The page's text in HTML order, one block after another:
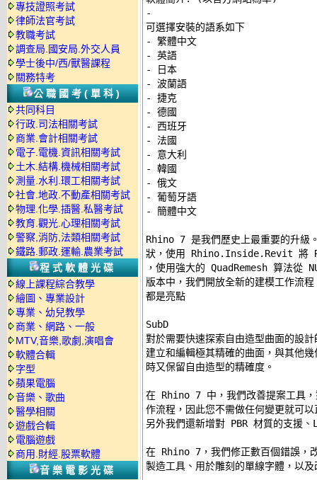
專技證照考試
律師法官考試
教職考試
調查局.國安局.外交人員
學士後中/西/獸醫課程
關務特考
公職國考(單科)
共同科目
行政.司法相關考試
商業.會計相關考試
電子.電機.資訊相關考試
土木.結構.機械相關考試
測量.水利.環工相關考試
社會.地政.不動產相關考試
物理.化學.插醫.私醫考試
教育.觀光.心理相關考試
警察,消防,法類相關考試
鐵路.郵政.運輸.農業考試
程式軟體光碟
線上課程綜合教學
繪圖、專業設計
專業、幼兒教學
商業、網路、一般
MTV,音樂,歌劇,演唱會
軟體合輯
字型
蘋果電腦
音樂、歌曲
醫學相關
遊戲合輯
電腦遊戲
商用.財經.股票軟體
音樂電影光碟
-
可選擇安裝的語系如下
- 繁體中文
- 英語
- 日本
- 波蘭語
- 捷克
- 德國
- 西班牙
- 法國
- 意大利
- 韓國
- 俄文
- 葡萄牙語
- 簡體中文
Rhino 7 是我們歷史上最重要的升級
狀，使用 Rhino.Inside.Revit 將
，使用強大的 QuadRemesh 算法從
版本中，我們開放全新的建模工作流
都是亮點
SubD
對於需要快速探索自由造型曲面的設
建立和編輯極其精確的曲面，與其他
時又保留自由造型的精確度。
在 Rhino 7 中，我們改善提案工具
作流程，因此您不需做任何變更就可
另外我們還新增對 PBR 材質的支援
在 Rhino 7，我們修正數百個錯誤，
製造工具、用於雕刻的單線字體，以